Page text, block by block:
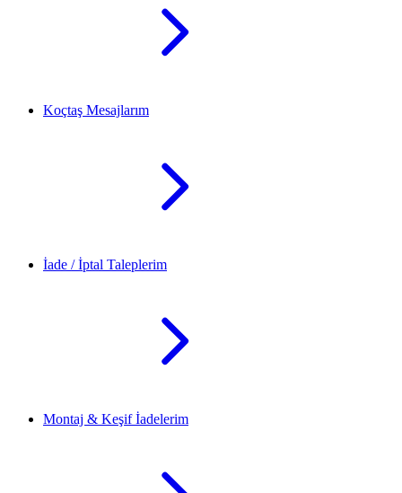
Koçtaş Mesajlarım
İade / İptal Taleplerim
Montaj & Keşif İadelerim